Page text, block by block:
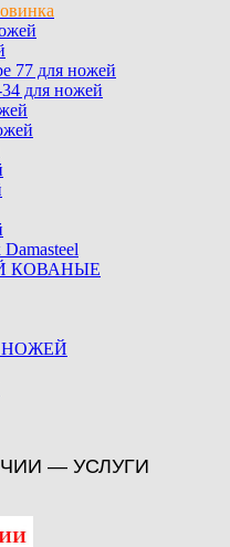
77 для ножей
для ножей
КОВАНЫЕ
НОЖЕЙ
— УСЛУГИ